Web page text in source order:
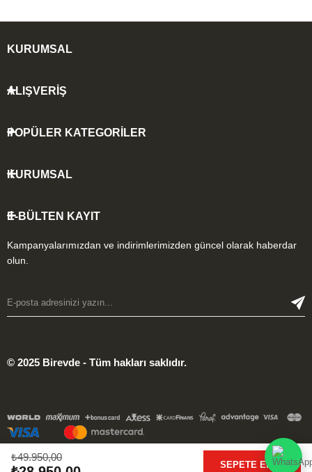
KURUMSAL
ALIŞVERİŞ
POPÜLER KATEGORİLER
KURUMSAL
E-BÜLTEN KAYIT
Kampanyalarımızdan ve indirimlerimizden güncel olarak haberdar
olun.
© 2025 Birevde - Tüm hakları saklıdır.
₺49.950,00